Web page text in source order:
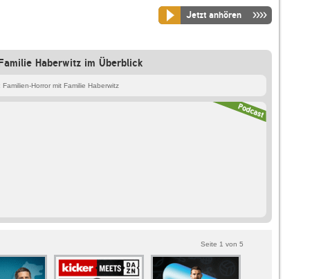
Jetzt anhören
Haberwitz im Überblick
Horror mit Familie Haberwitz
Seite 1 von 5